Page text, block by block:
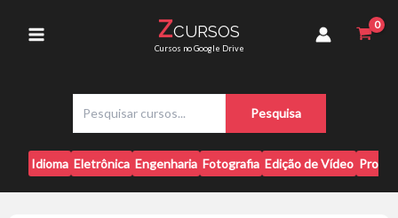
Menu
ZCURSOS
Cursos no Google Drive
s
q
u
i
Pesquisa
Idioma Eletrônica Engenharia Fotografia Edição de Vídeo
Leal